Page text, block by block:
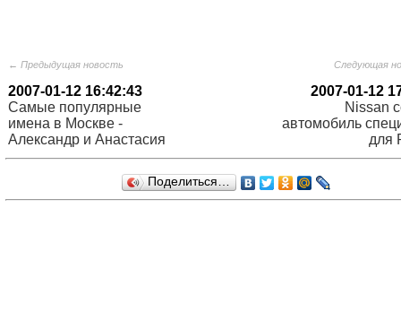
← Предыдущая новость
2007-01-12 16:42:43
Самые популярные
имена в Москве -
Александр и Анастасия
Следующая
2007-01-12
Nissan
автомобиль
для
Поделиться…